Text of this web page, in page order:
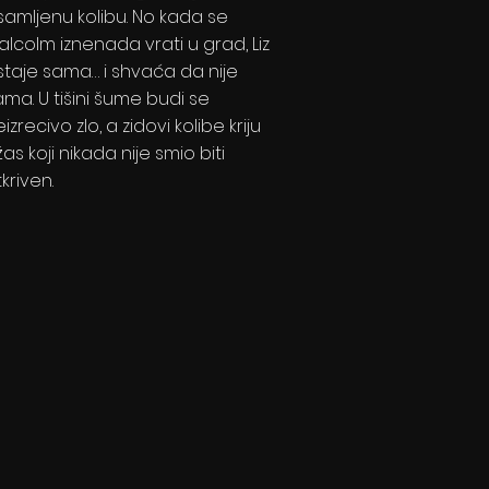
kolibu. No kada se
iznenada vrati u grad, Liz
sama… i shvaća da nije
U tišini šume budi se
zlo, a zidovi kolibe kriju
koji nikada nije smio biti